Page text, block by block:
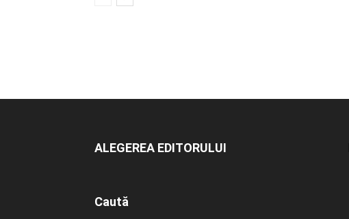
ALEGEREA EDITORULUI
Caută